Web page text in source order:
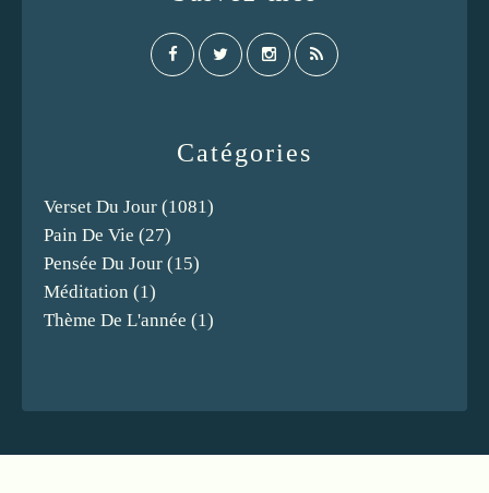
Catégories
Verset Du Jour (1081)
Pain De Vie (27)
Pensée Du Jour (15)
Méditation (1)
Thème De L'année (1)